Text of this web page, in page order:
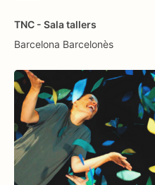
TNC - Sala tallers
Barcelona Barcelonès